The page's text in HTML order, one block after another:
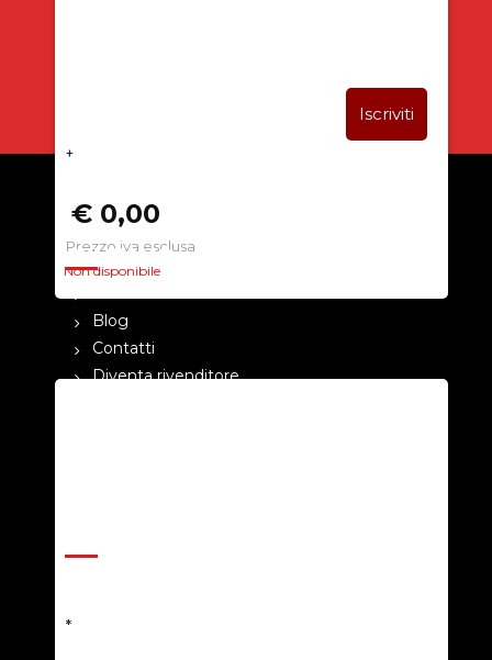
+
€ 0,00
Prezzo iva esclusa
Non disponibile
*
CHI SIAMO
Blog
Contatti
Diventa rivenditore